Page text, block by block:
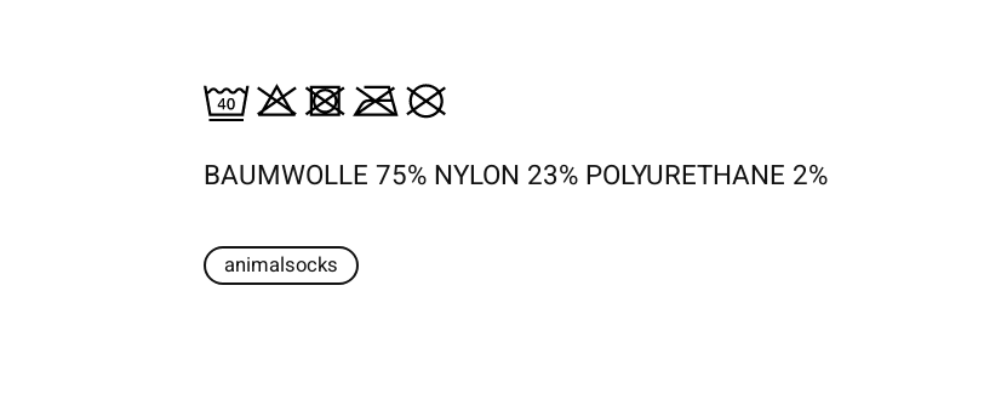
BAUMWOLLE 75% NYLON 23% POLYURETHANE 2%
animalsocks